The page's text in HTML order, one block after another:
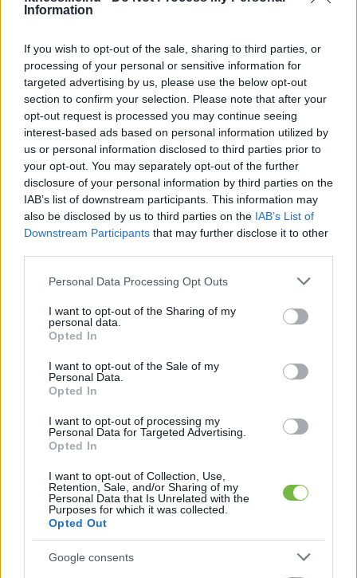
Information
If you wish to opt-out of the sale, sharing to third parties, or
processing of your personal or sensitive information for
targeted advertising by us, please use the below opt-out
section to confirm your selection. Please note that after your
opt-out request is processed you may continue seeing
interest-based ads based on personal information utilized by
us or personal information disclosed to third parties prior to
your opt-out. You may separately opt-out of the further
disclosure of your personal information by third parties on the
IAB’s list of downstream participants. This information may
also be disclosed by us to third parties on the IAB’s List of
Downstream Participants that may further disclose it to other
Please note that this website/app uses one or more Google
not limited to your visit or usage behaviour. You may click to
grant or deny consent to Google and its third-party tags to
use your data for below specified purposes in below Google
consent section.
Personal Data Processing Opt Outs
I want to opt-out of the Sharing of my
personal data.
Opted In
I want to opt-out of the Sale of my
Personal Data.
Opted In
I want to opt-out of processing my
Personal Data for Targeted Advertising.
Opted In
I want to opt-out of Collection, Use,
Retention, Sale, and/or Sharing of my
Personal Data that Is Unrelated with the
Purposes for which it was collected.
Opted Out
Google consents
– Te melyiket vállalnád el?
nem a filmvásznon ?
Lehet, hogy egy izlandi diák menti